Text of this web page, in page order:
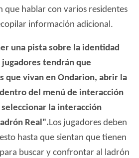
que hablar con varios residentes
información adicional.
una pista sobre la identidad
tendrán que
que vivan en Ondarion, abrir la
del menú de interacción
la interacción
Real".Los jugadores deben
hasta que sientan que tienen
buscar y confrontar al ladrón